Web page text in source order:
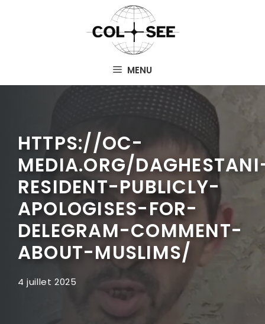
MENU
HTTPS://OC-
MEDIA.ORG/
RESIDENT-PUBLICLY-
APOLOGISES-FOR-
DELEGRAM-COMMENT-
ABOUT-MUSLIMS/
4 juillet 2025